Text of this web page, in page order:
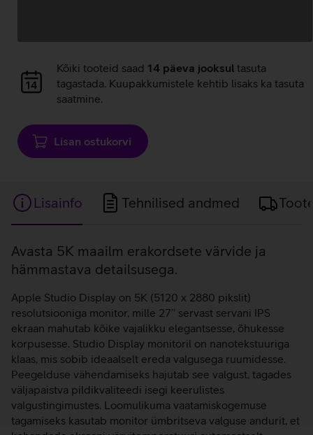
Andmete
laadimine
Kõiki tooteid saad 14 päeva jooksul tasuta
tagastada. Kuupakkumistele kehtib lisaks ka tasuta
saatmine.
Lisan ostukorvi
Lisainfo Tehnilised andmed
Lisainfo
Avasta 5K maailm erakordsete värvide ja
hämmastava detailsusega.
Apple Studio Display on 5K (5120 x 2880 pikslit)
resolutsiooniga monitor, mille 27’’ servast servani IPS
ekraan mahutab kõike vajalikku elegantsesse, õhukesse
korpusesse. Studio Display monitoril on nanotekstuuriga
klaas, mis sobib ideaalselt ereda valgusega ruumidesse.
Peegelduse vähendamiseks hajutab see valgust, tagades
väljapaistva pildikvaliteedi isegi keerulistes
valgustingimustes. Loomulikuma vaatamiskogemuse
tagamiseks kasutab monitor ümbritseva valguse andurit, et